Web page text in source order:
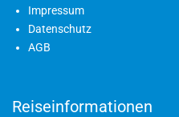
Impressum
Datenschutz
AGB
Reiseinformationen